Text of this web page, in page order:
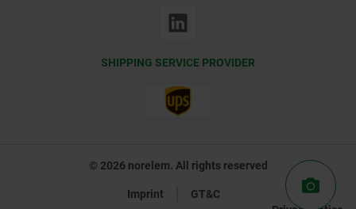
SHIPPING SERVICE PROVIDER
© 2026 norelem. All rights reserved
Imprint
GT&C